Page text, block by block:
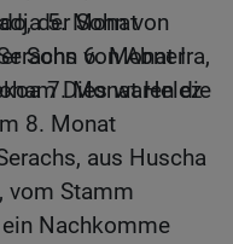
5. Monat
6. Monat Ira,
7. Monat Helez
8. Monat
aus Huscha
vom Stamm
Nachkomme
der Sohn von
Sohn von Abner
Dies waren die